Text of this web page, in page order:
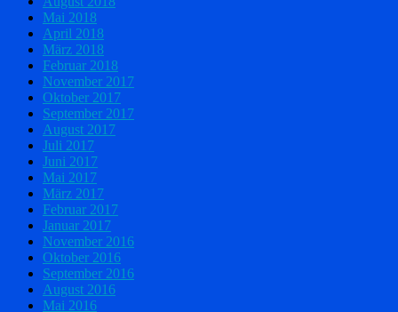
Mai 2018
April 2018
März 2018
Februar 2018
November 2017
Oktober 2017
September 2017
August 2017
Juli 2017
Juni 2017
Mai 2017
März 2017
Februar 2017
Januar 2017
November 2016
Oktober 2016
September 2016
August 2016
Mai 2016